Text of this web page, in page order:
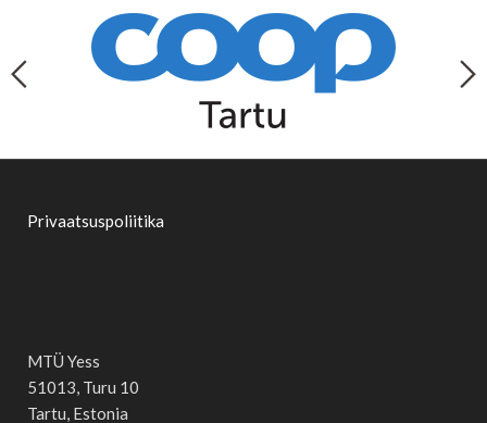
Privaatsuspoliitika
MTÜ Yess
51013, Turu 10
Tartu, Estonia